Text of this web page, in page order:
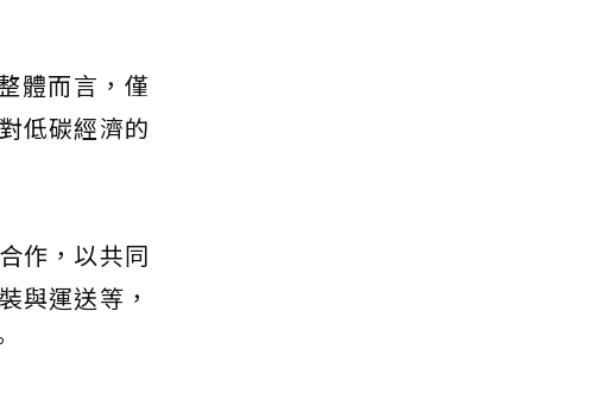
體而言，僅
低碳經濟的
作，以共同
與運送等，